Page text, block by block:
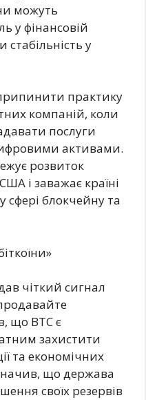
можуть
у фінансовій
стабільність у
практику
компаній, коли
послуги
активами.
розвиток
і заважає країні
сфері блокчейну та
чіткий сигнал
що BTC є
захистити
та економічних
що держава
своїх резервів